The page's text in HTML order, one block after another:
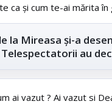
ca și cum te-ai mărita în
la Mireasa și-a
au
ai vazut ? Ai vazut si